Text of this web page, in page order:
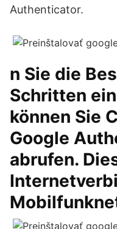
Authenticator.
n Sie die
Schritten
können Sie
Google
abrufen.